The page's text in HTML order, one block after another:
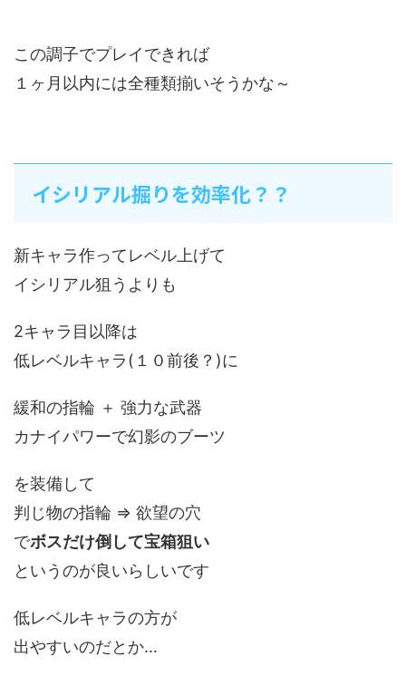
この調子でプレイできれば
１ヶ月以内には全種類揃いそうかな～
イシリアル掘りを効率化？？
新キャラ作ってレベル上げて
イシリアル狙うよりも
2キャラ目以降は
低レベルキャラ(１０前後？)に
緩和の指輪 ＋ 強力な武器
カナイパワーで幻影のブーツ
を装備して
判じ物の指輪 ⇒ 欲望の穴
でボスだけ倒して宝箱狙い
というのが良いらしいです
低レベルキャラの方が
出やすいのだとか…